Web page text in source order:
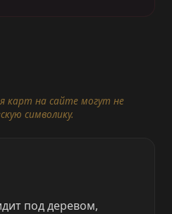
карт на сайте могут не
символику.
под деревом,